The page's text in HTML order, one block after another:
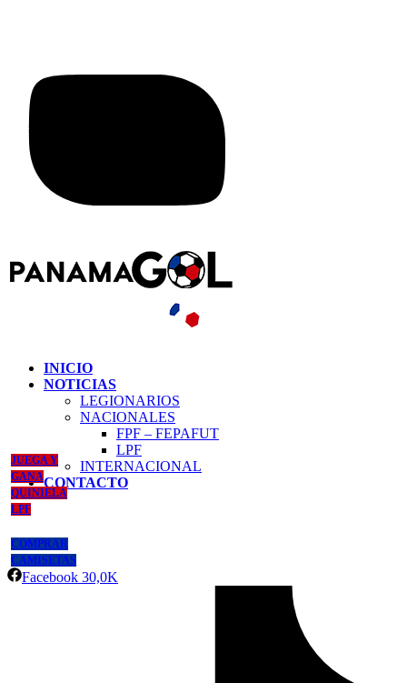
INICIO
NOTICIAS
LEGIONARIOS
NACIONALES
FPF – FEPAFUT
LPF
INTERNACIONAL
CONTACTO
JUEGA Y
GANA
QUINIELA
LPF
COMPRAR
CAMISETAS
Facebook 30,0K